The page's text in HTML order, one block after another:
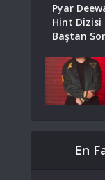
Pyar
Hint Dizisi
Baştan
En